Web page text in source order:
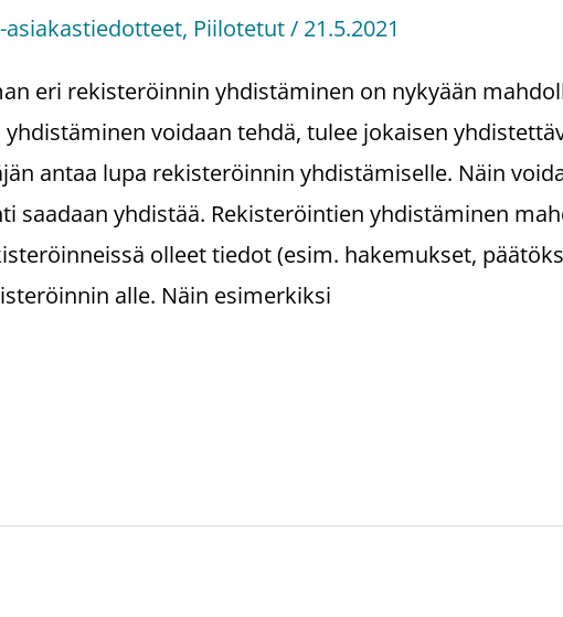
asiakastiedotteet, Piilotetut/ 21.5.2021
eri rekisteröinnin yhdistäminen on nykyään
voidaan tehdä, tulee jokaisen
antaa lupa rekisteröinnin yhdistämiselle. Näin
saadaan yhdistää. Rekisteröintien yhdistäminen
olleet tiedot (esim. hakemukset,
alle. Näin esimerkiksi